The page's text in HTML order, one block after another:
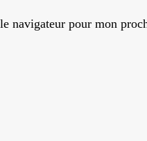
navigateur pour mon